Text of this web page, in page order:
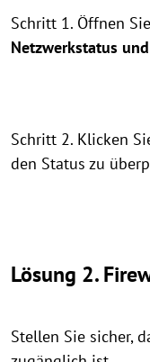
Schritt 1. Öffnen Sie
Netzwerkstatus
Schritt 2. Klicken
den Status zu
Lösung 2.
Stellen Sie sicher,